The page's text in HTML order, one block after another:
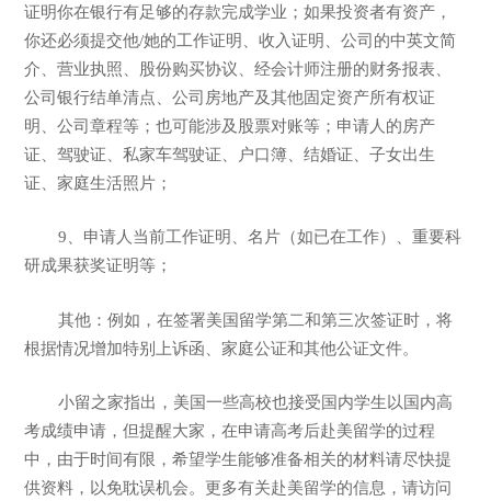
证明你在银行有足够的存款完成学业；如果投资者有资产，
你还必须提交他/她的工作证明、收入证明、公司的中英文简
介、营业执照、股份购买协议、经会计师注册的财务报表、
公司银行结单清点、公司房地产及其他固定资产所有权证
明、公司章程等；也可能涉及股票对账等；申请人的房产
证、驾驶证、私家车驾驶证、户口簿、结婚证、子女出生
证、家庭生活照片；
9、申请人当前工作证明、名片（如已在工作）、重要科
研成果获奖证明等；
其他：例如，在签署美国留学第二和第三次签证时，将
根据情况增加特别上诉函、家庭公证和其他公证文件。
小留之家指出，美国一些高校也接受国内学生以国内高
考成绩申请，但提醒大家，在申请高考后赴美留学的过程
中，由于时间有限，希望学生能够准备相关的材料请尽快提
供资料，以免耽误机会。更多有关赴美留学的信息，请访问